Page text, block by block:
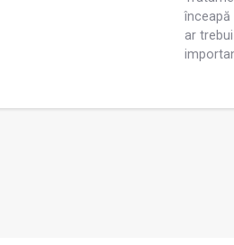
înceapă
ar